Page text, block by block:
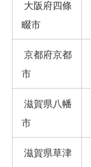
大阪府四條
畷市
京都府京都
市
滋賀県八幡
市
滋賀県草津